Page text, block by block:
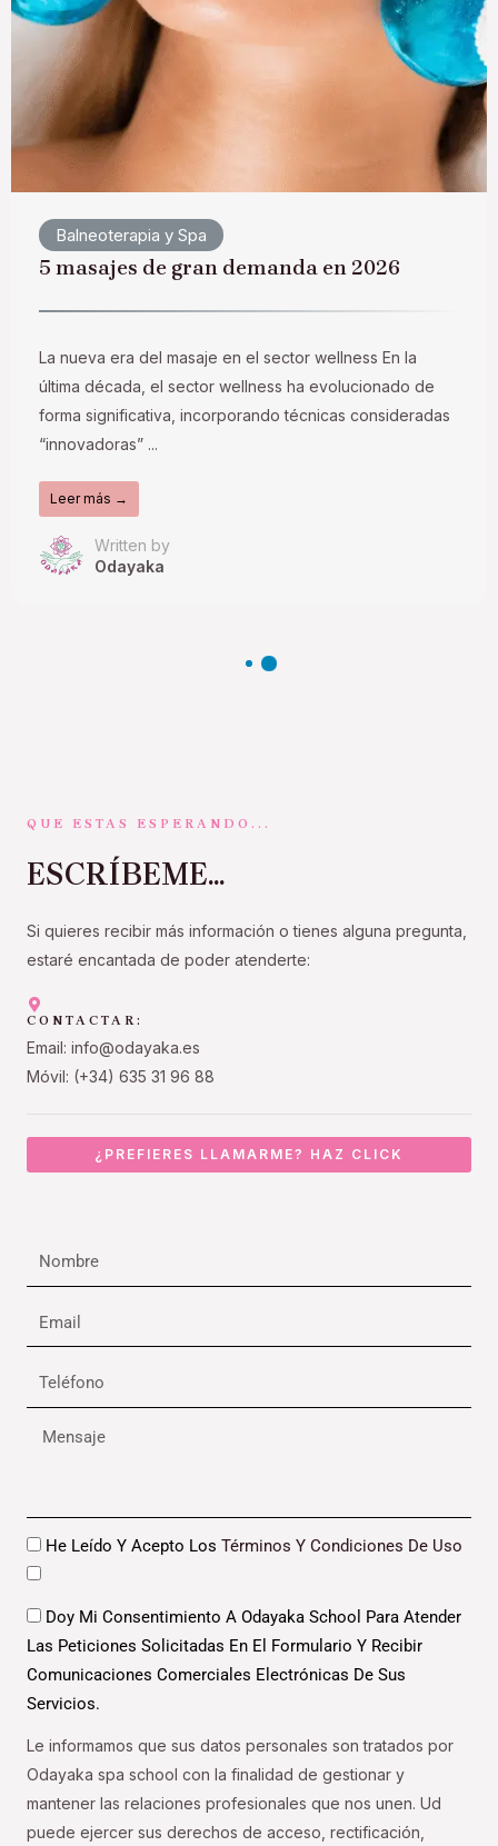
Balneoterapia y Spa
5 masajes de gran demanda en 2026
La nueva era del masaje en el sector wellness En la
última década, el sector wellness ha evolucionado de
forma significativa, incorporando técnicas consideradas
“innovadoras” ...
Leer más →
Written by
Odayaka
QUE ESTAS ESPERANDO...
ESCRÍBEME...
Si quieres recibir más información o tienes alguna pregunta,
estaré encantada de poder atenderte:
CONTACTAR:
Email: info@odayaka.es
Móvil: (+34) 635 31 96 88
¿PREFIERES LLAMARME? HAZ CLICK
Nombre
Email
Teléfono
Mensaje
DatosHe Leído Y Acepto Los Términos Y Condiciones De Uso
DatosDoy Mi Consentimiento A Odayaka School Para Atender
Las Peticiones Solicitadas En El Formulario Y Recibir
Comunicaciones Comerciales Electrónicas De Sus
Servicios.
Le informamos que sus datos personales son tratados por
Odayaka spa school con la finalidad de gestionar y
mantener las relaciones profesionales que nos unen. Ud
puede ejercer sus derechos de acceso, rectificación,